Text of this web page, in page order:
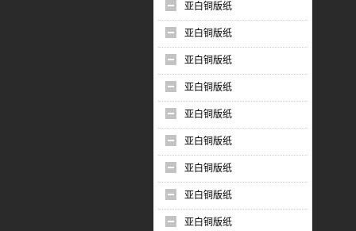
亚白铜版纸
亚白铜版纸
亚白铜版纸
亚白铜版纸
亚白铜版纸
亚白铜版纸
亚白铜版纸
亚白铜版纸
亚白铜版纸